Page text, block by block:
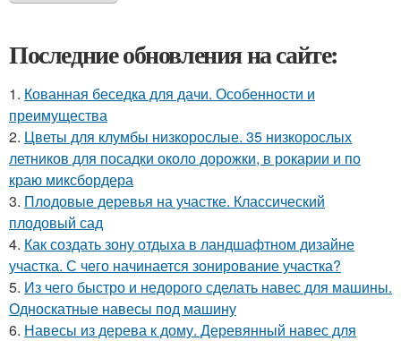
Последние обновления на сайте:
1. Кованная беседка для дачи. Особенности и
преимущества
2. Цветы для клумбы низкорослые. 35 низкорослых
летников для посадки около дорожки, в рокарии и по
краю миксбордера
3. Плодовые деревья на участке. Классический
плодовый сад
4. Как создать зону отдыха в ландшафтном дизайне
участка. С чего начинается зонирование участка?
5. Из чего быстро и недорого сделать навес для машины.
Односкатные навесы под машину
6. Навесы из дерева к дому. Деревянный навес для